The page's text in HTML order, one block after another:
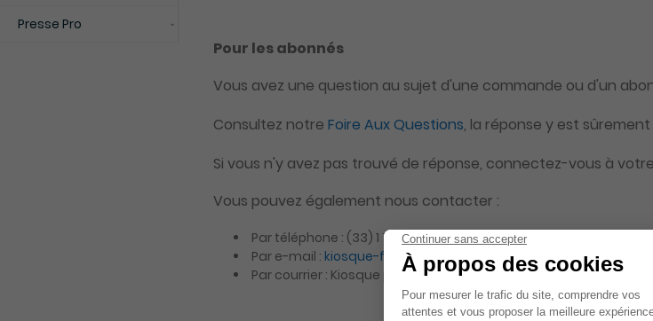
Presse Pro
Pour les abonnés
Vous avez une question au sujet d'une commande ou d'un
Consultez notre Foire Aux Questions, la réponse y est sûrement
Si vous n'y avez pas trouvé de réponse, connectez-vous à votre
Vous pouvez également nous contacter :
Par téléphone : (33) 1 72 87 16 76, code 14 du lundi au vendredi, de
Par e-mail : kiosque-fnac@viapresse.com
Par courrier : Kiosque presse Fnac/Viapresse - 7 impasse Marie